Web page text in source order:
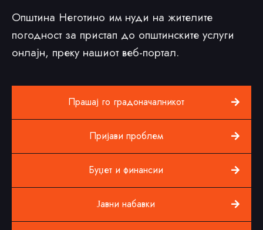
Општина Неготино им нуди на жителите
погодност за пристап до општинските услуги
онлајн, преку нашиот веб-портал.
Прашај го градоначалникот
Пријави проблем
Буџет и финансии
Јавни набавки